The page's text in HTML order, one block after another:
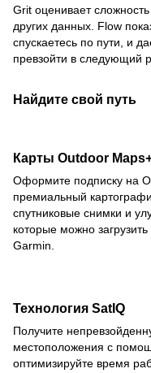
Grit оценивает
других данных. Flow
спускаетесь по пути, и
превзойти в следующий
Найдите свой путь
Карты Outdoor
Оформите подписку на
премиальный
спутниковые снимки и
которые можно
Garmin.
Технология SatIQ
Получите
местоположения с
оптимизируйте время